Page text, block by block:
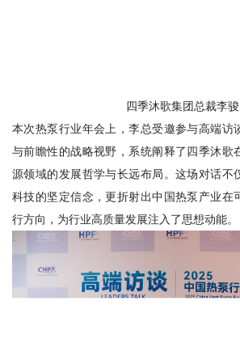
四季沐歌集团总裁李骏
本次热泵行业年会上，李总受邀参与高端访
与前瞻性的战略视野，系统阐释了四季沐歌
源领域的发展哲学与长远布局。这场对话不
科技的坚定信念，更折射出中国热泵产业在
行方向，为行业高质量发展注入了思想动能。